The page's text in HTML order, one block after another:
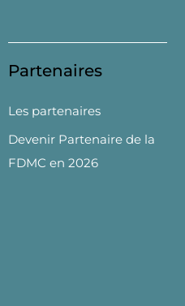
Partenaires
Les partenaires
Devenir Partenaire de la
FDMC en 2026